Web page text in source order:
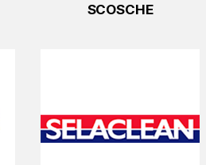
SCOSCHE